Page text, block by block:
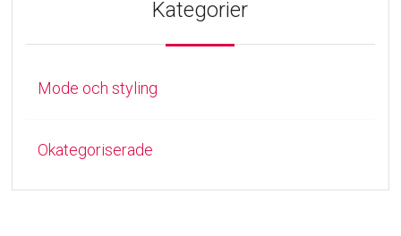
Kategorier
Mode och styling
Okategoriserade